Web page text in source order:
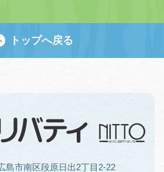
トップへ戻る
島市南区段原日出2丁目2-22